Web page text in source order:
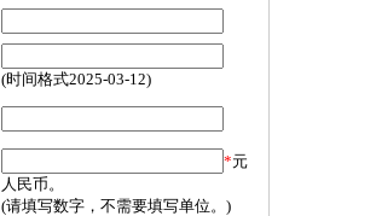
(时间格式2025-03-12)
*元
人民币。
(请填写数字，不需要填写单位。)